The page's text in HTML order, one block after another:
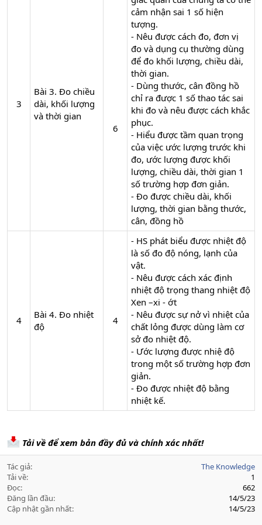
3​
Bài 3. Đo chiều
dài, khối lượng
và thời gian
6​
cảm nhận sai 1 số hiện
tượng.
- Nêu được cách đo, đơn vị
đo và dụng cụ thường dùng
để đo khối lượng, chiều dài,
thời gian.
- Dùng thước, cân đồng hồ
chỉ ra được 1 số thao tác sai
khi đo và nêu được cách khắc
phục.
- Hiểu được tầm quan trọng
của việc ước lượng trước khi
đo, ước lượng được khối
lượng, chiều dài, thời gian 1
số trường hợp đơn giản.
- Đo được chiều dài, khối
lượng, thời gian bằng thước,
cân, đồng hồ
4​
Bài 4. Đo nhiệt
độ
4​
- HS phát biểu được nhiệt độ
là số đo độ nóng, lạnh của
vật.
- Nêu được cách xác định
nhiệt độ trọng thang nhiệt độ
Xen –xi - ớt
- Nêu được sự nở vì nhiệt của
chất lỏng được dùng làm cơ
sở đo nhiệt độ.
- Ước lượng được nhiệ độ
trong một số trường hợp đơn
giản.
- Đo được nhiệt độ bằng
nhiệt kế.
Tải về để xem bản đầy đủ và chính xác nhất!
Tác giả
The Knowledge
Tải về
1
Đọc
662
Đăng lần đầu
14/5/23
Cập nhật gần nhất
14/5/23